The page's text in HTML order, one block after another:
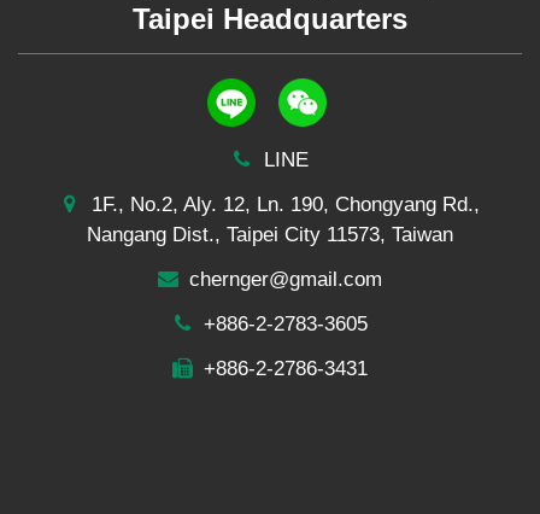
Taipei Headquarters
LINE
1F., No.2, Aly. 12, Ln. 190, Chongyang Rd.,
Nangang Dist., Taipei City 11573, Taiwan
chernger@gmail.com
+886-2-2783-3605
+886-2-2786-3431